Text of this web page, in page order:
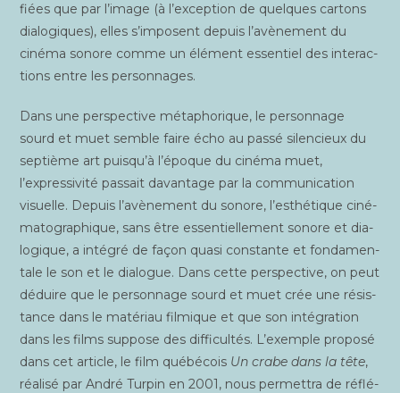
fiées que par l’image (à l’exception de quelques car­tons
dia­lo­giques), elles s’imposent depuis l’avènement du
ciné­ma sonore comme un élé­ment essen­tiel des inter­ac­
tions entre les personnages.
Dans une pers­pec­tive méta­pho­rique, le per­son­nage
sourd et muet semble faire écho au pas­sé silen­cieux du
sep­tième art puisqu’à l’époque du ciné­ma muet,
l’expressivité pas­sait davan­tage par la com­mu­ni­ca­tion
visuelle. Depuis l’avènement du sonore, l’esthétique ciné­
ma­to­gra­phique, sans être essen­tiel­le­ment sonore et dia­
lo­gique, a inté­gré de façon qua­si constante et fon­da­men­
tale le son et le dia­logue. Dans cette pers­pec­tive, on peut
déduire que le per­son­nage sourd et muet crée une résis­
tance dans le maté­riau fil­mique et que son inté­gra­tion
dans les films sup­pose des dif­fi­cul­tés. L’exemple pro­po­sé
dans cet article, le film qué­bé­cois Un crabe dans la tête,
réa­li­sé par André Tur­pin en 2001, nous per­met­tra de réflé­